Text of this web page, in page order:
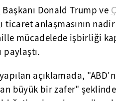
Başkanı Donald Trump ve
ticaret anlaşmasının
mücadelede işbirliği
paylaştı.
açıklamada,
büyük bir zafer"